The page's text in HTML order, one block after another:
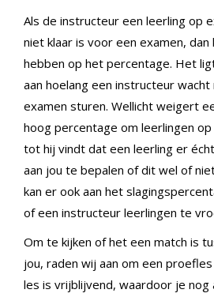
Als de instructeur een leerling op
niet klaar is voor een examen, dan
hebben op het percentage. Het
aan hoelang een instructeur
examen sturen. Wellicht weigert
hoog percentage om leerlingen
tot hij vindt dat een leerling er
aan jou te bepalen of dit wel of
kan er ook aan het
of een instructeur leerlingen te
Om te kijken of het een match is
jou, raden wij aan om een
les is vrijblijvend, waardoor je nog